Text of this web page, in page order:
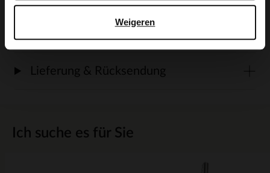
Weigeren
Ich suche es für Sie
Lieferung & Rücksendung